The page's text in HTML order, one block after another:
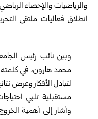
والرياضيات والإحصاء
وبين نائب رئيس
محمد هارون، في
لتبادل الأفكار وعرض
مستقبلية تلبي
وأشار إلى أهمية